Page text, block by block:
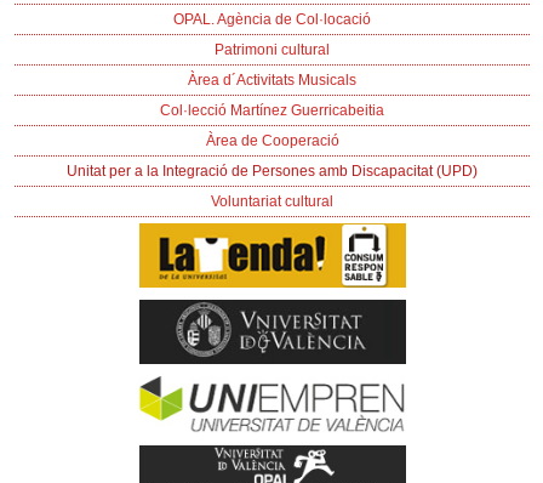
OPAL. Agència de Col·locació
Patrimoni cultural
Àrea d´Activitats Musicals
Col·lecció Martínez Guerricabeitia
Àrea de Cooperació
Unitat per a la Integració de Persones amb Discapacitat (UPD)
Voluntariat cultural